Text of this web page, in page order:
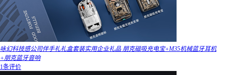
咏幻科技感公司伴手礼礼盒套装实用企业礼品 朋克磁吸充电宝+M35机械蓝牙耳机
+朋克蓝牙音响
1条评价